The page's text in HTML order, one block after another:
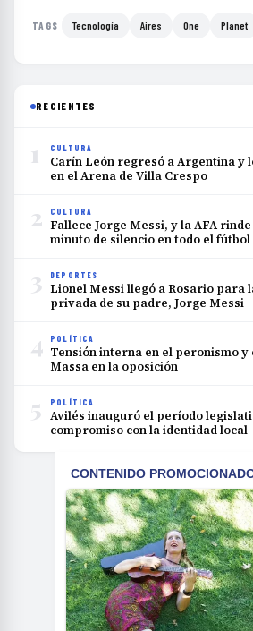
TAGS Tecnología Aires One Planet
RECIENTES
1 CULTURA
Carín León regresó a Argentina y
en el Arena de Villa Crespo
2 CULTURA
Fallece Jorge Messi, y la AFA
minuto de silencio en todo el
3 DEPORTES
Lionel Messi llegó a Rosario para
privada de su padre, Jorge Messi
4 POLÍTICA
Tensión interna en el peronismo
Massa en la oposición
5 POLÍTICA
Avilés inauguró el período
compromiso con la identidad local